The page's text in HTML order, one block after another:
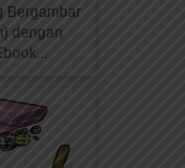
Bergambar
dengan